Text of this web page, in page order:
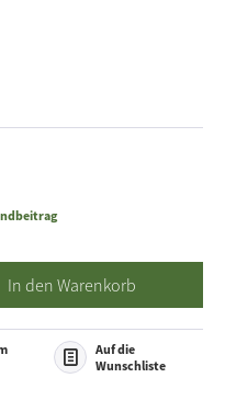
In den Warenkorb
Auf die
Wunschliste